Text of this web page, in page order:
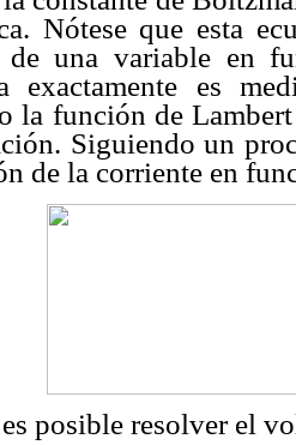
Nótese que esta
de una variable en
exactamente es
la función de
Siguiendo un
de la corriente en
posible resolver el